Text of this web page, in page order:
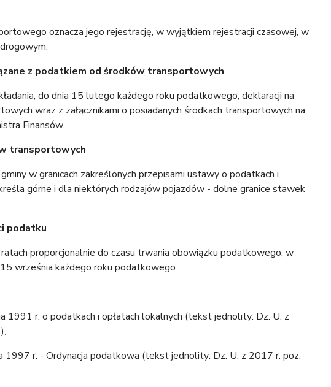
oznacza jego rejestrację, w wyjątkiem rejestracji czasowej, w
z podatkiem od środków transportowych
do dnia 15 lutego każdego roku podatkowego, deklaracji na
wraz z załącznikami o posiadanych środkach transportowych na
Finansów.
transportowych
w granicach zakreślonych przepisami ustawy o podatkach i
górne i dla niektórych rodzajów pojazdów - dolne granice stawek
podatku
proporcjonalnie do czasu trwania obowiązku podatkowego, w
września każdego roku podatkowego.
1991 r. o podatkach i opłatach lokalnych (tekst jednolity: Dz. U. z
1997 r. - Ordynacja podatkowa (tekst jednolity: Dz. U. z 2017 r. poz.